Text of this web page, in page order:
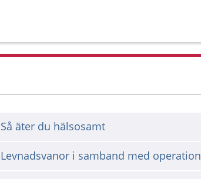
Så äter du hälsosamt
Levnadsvanor i samband med operation